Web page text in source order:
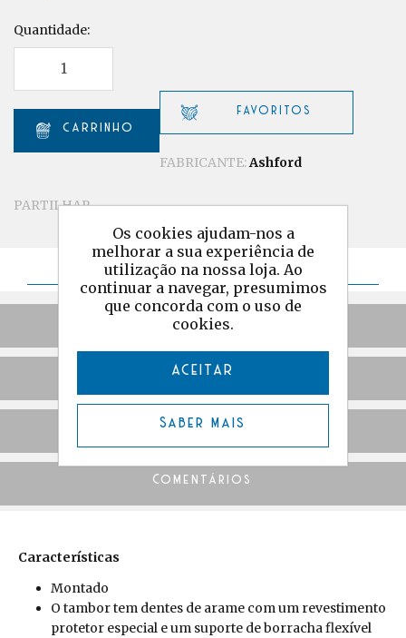
Quantidade:
FABRICANTE:Ashford
PARTILHAR
Detalhes
Especificações
Downloads
Videos tutoriais
Comentários
Características
Montado
O tambor tem dentes de arame com um revestimento
protetor especial e um suporte de borracha flexível
Os cookies ajudam-nos a
melhorar a sua experiência de
utilização na nossa loja. Ao
continuar a navegar, presumimos
que concorda com o uso de
cookies.
ACEITAR
Saber mais